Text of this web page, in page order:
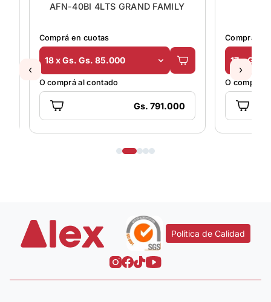
AFN-40BI 4LTS GRAND FAMILY
Comprá en cuotas
18 x Gs. Gs. 85.000
O comprá al contado
Gs. 791.000
Comprá en
17 x Gs.
O comprá
‹ ›
Política de Calidad